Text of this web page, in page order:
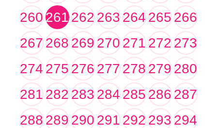
260261262263264265266
267268269270271272273
274275276277278279280
281282283284285286287
288289290291292293294